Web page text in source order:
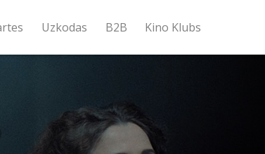
Uzkodas B2B Kino Klubs